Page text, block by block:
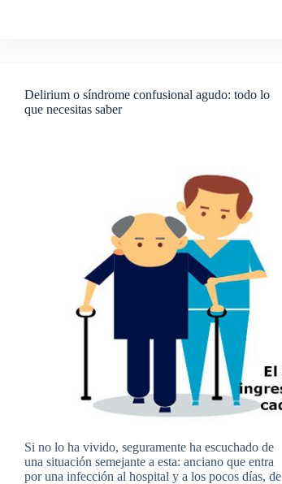
Delirium o síndrome confusional agudo: todo lo
que necesitas saber
Si no lo ha vivido, seguramente ha escuchado de
una situación semejante a esta: anciano que entra
por una infección al hospital y a los pocos días, de